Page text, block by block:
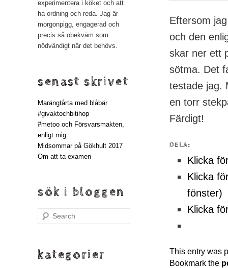
Eftersom
och den
skar ner ett
sötma. Det
testade jag.
en torr
Färdigt!
DELA:
Klicka
Klicka
fönster)
Klicka
This entry was
Bookmark the
experimentera i köket och att
ha ordning och reda. Jag är
morgonpigg, engagerad och
precis så obekväm som
nödvändigt när det behövs.
senast skrivet
Marängtårta med blåbär
#givaktochbitihop
#metoo och Försvarsmakten,
enligt mig.
Midsommar på Gökhult 2017
Om att ta examen
sök i bloggen
Search
kategorier